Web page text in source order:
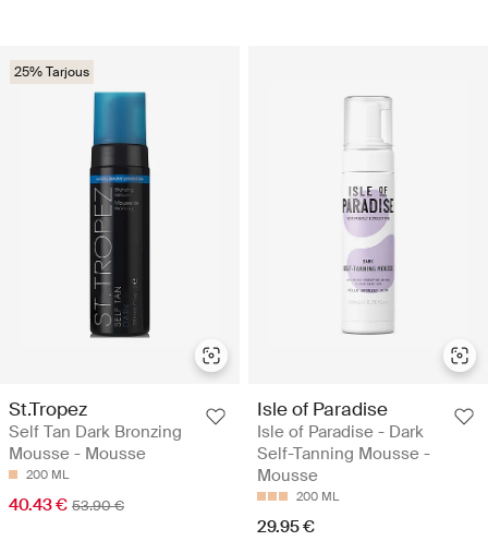
25% Tarjous
St.Tropez
Self Tan Dark Bronzing
Mousse - Mousse
200 ML
40.43 € 53.90 €
Isle of Paradise
Isle of Paradise - Dark
Self-Tanning Mousse -
Mousse
200 ML
29.95 €